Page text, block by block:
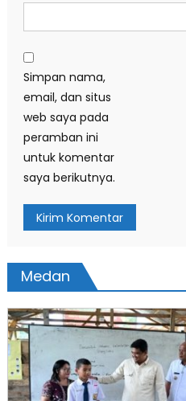
Simpan nama,
email, dan situs
web saya pada
peramban ini
untuk komentar
saya berikutnya.
Medan